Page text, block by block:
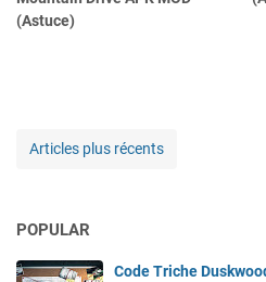
(Astuce)
Articles plus récents
POPULAR
Code Triche